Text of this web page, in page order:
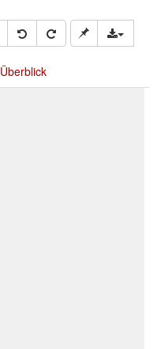
Überblick